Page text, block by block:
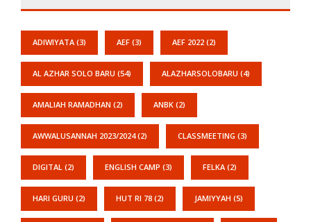
ADIWIYATA (3) AEF (3) AEF 2022 (2)
AL AZHAR SOLO BARU (54) ALAZHARSOLOBARU (4)
AMALIAH RAMADHAN (2) ANBK (2)
AWWALUSANNAH 2023/2024(2) CLASSMEETING (3)
DIGITAL (2) ENGLISH CAMP (3) FELKA (2)
HARI GURU (2) HUT RI 78 (2) JAMIYYAH (5)